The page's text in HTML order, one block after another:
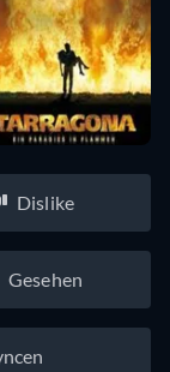
Dislike
Gesehen